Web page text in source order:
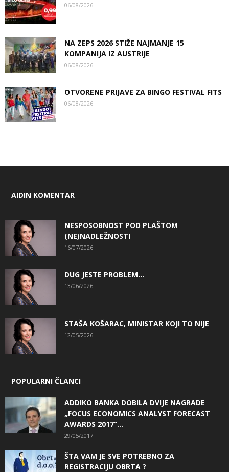
06/08/2026
NA ZEPS 2026 STIŽE NAJMANJE 15
KOMPANIJA IZ AUSTRIJE
06/08/2026
OTVORENE PRIJAVE ZA BINGO FESTIVAL FITS
06/08/2026
AIDIN KOMENTAR
NESPOSOBNOST POD PLAŠTOM
(NE)NADLEŽNOSTI
16/07/2026
DUG JESTE PROBLEM…
13/06/2026
STAŠA KOŠARAC, MINISTAR KOJI TO NIJE
12/05/2026
POPULARNI ČLANCI
ADDIKO BANKA DOBILA DVIJE NAGRADE
„FOCUS ECONOMICS ANALYST FORECAST
AWARDS 2017“...
29/05/2017
ŠTA VAM JE SVE POTREBNO ZA
REGISTRACIJU OBRTA ?